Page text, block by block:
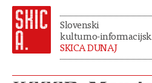
Slovenski
kulturno-
SKICA DUNAJ